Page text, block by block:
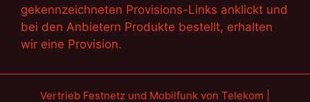
gekennzeichneten Provisions-Links anklickt und
bei den Anbietern Produkte bestellt, erhalten
wir eine Provision.
Vertrieb Festnetz und Mobilfunk von Telekom |